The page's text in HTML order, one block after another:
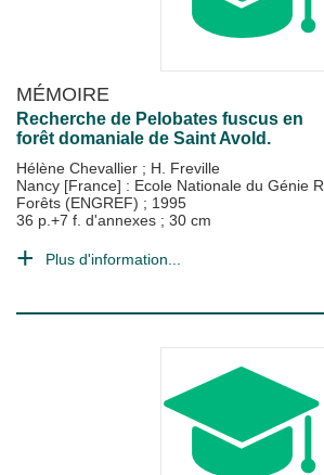
MÉMOIRE
Recherche de Pelobates fuscus en
forêt domaniale de Saint Avold.
Hélène Chevallier ; H. Freville
Nancy [France] : Ecole Nationale du Génie
Forêts (ENGREF) ; 1995
36 p.+7 f. d'annexes ; 30 cm
Plus d'information...